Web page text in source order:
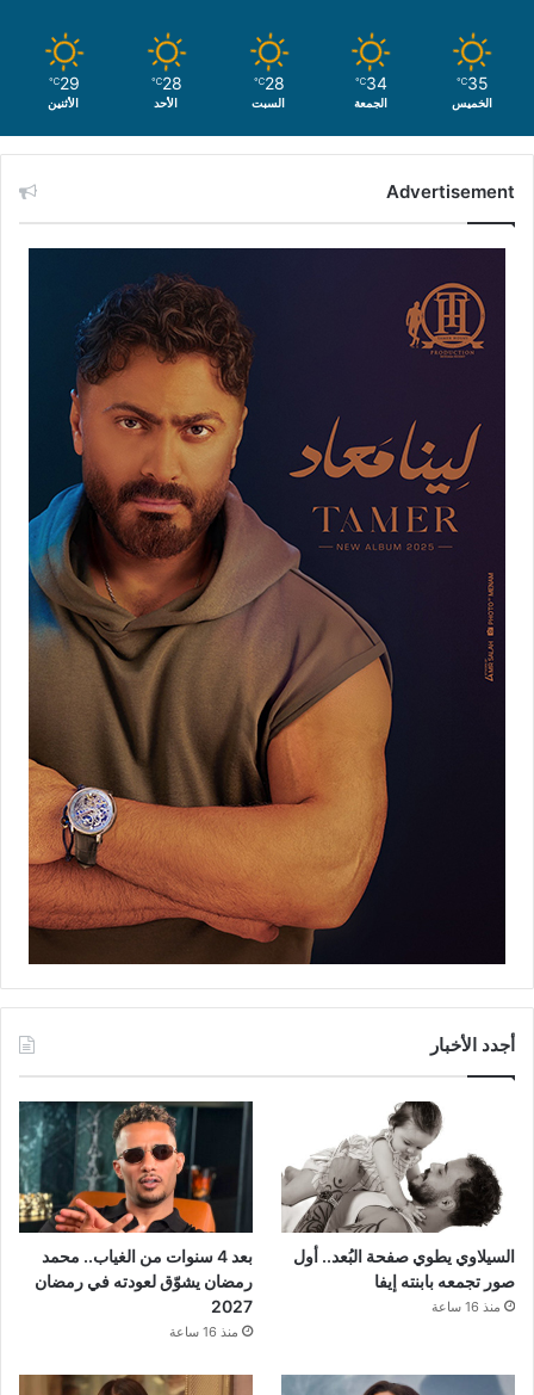
35
℃
الخميس
34
℃
الجمعة
28
℃
السبت
28
℃
الأحد
29
℃
الأثنين
Advertisement
أجدد الأخبار
السيلاوي يطوي صفحة البُعد.. أول
صور تجمعه بابنته إيفا
منذ 16 ساعة
بعد 4 سنوات من الغياب.. محمد
رمضان يشوّق لعودته في رمضان
2027
منذ 16 ساعة